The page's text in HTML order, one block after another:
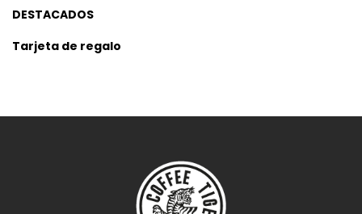
DESTACADOS
Tarjeta de regalo